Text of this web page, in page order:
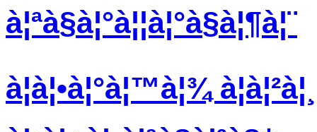
à¦ªà§à¦°à¦¦à¦°à§à¦¶à¦¨
à¦à¦•à¦°à¦™à¦¾